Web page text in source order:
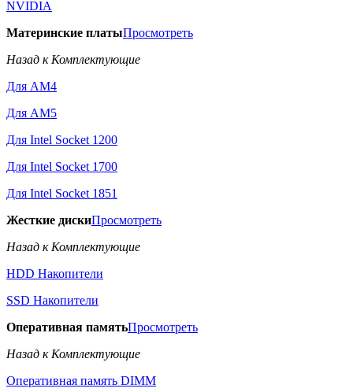
NVIDIA
Материнские платыПросмотреть
Назад к Комплектующие
Для AM4
Для AM5
Для Intel Socket 1200
Для Intel Socket 1700
Для Intel Socket 1851
Жесткие дискиПросмотреть
Назад к Комплектующие
HDD Накопители
SSD Накопители
Оперативная памятьПросмотреть
Назад к Комплектующие
Оперативная память DIMM